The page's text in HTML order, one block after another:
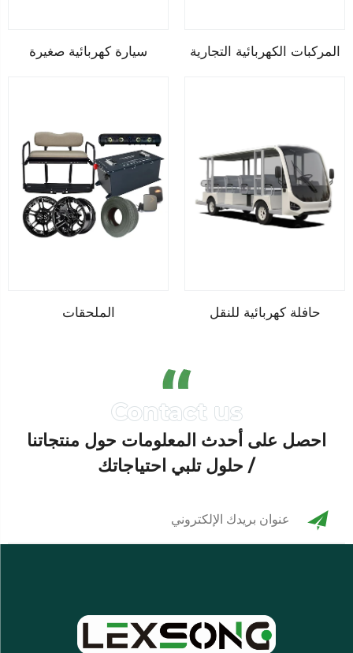
المركبات الكهربائية التجارية سيارة كهربائية صغيرة
حافلة كهربائية للنقل الملحقات
احصل على أحدث المعلومات حول منتجاتنا
/ حلول تلبي احتياجاتك